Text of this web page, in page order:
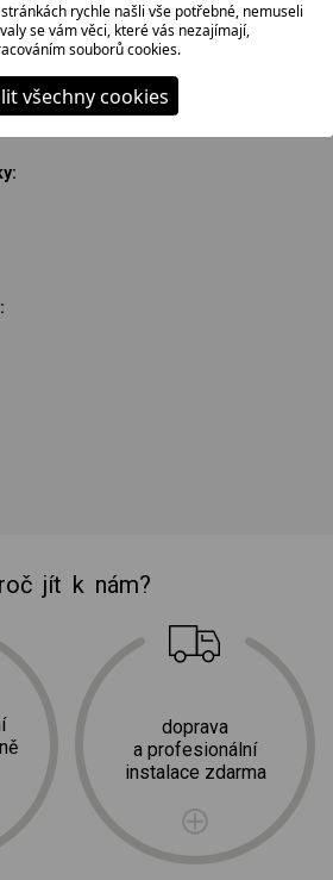
jít k nám?
doprava
a profesionální
instalace zdarma
rychle našli vše potřebné, nemuseli
se vám věci, které vás nezajímají,
souborů cookies.
všechny cookies